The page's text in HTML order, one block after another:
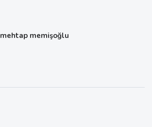
mehtap memişoğlu